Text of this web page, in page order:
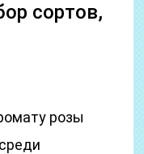
сортов,
розы